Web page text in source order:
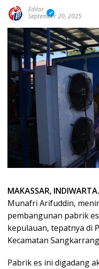
Editor
September 20, 2025
MAKASSAR,
Munafri Arifuddin,
pembangunan pabrik
kepulauan, tepatnya di
Kecamatan
Pabrik es ini digadang